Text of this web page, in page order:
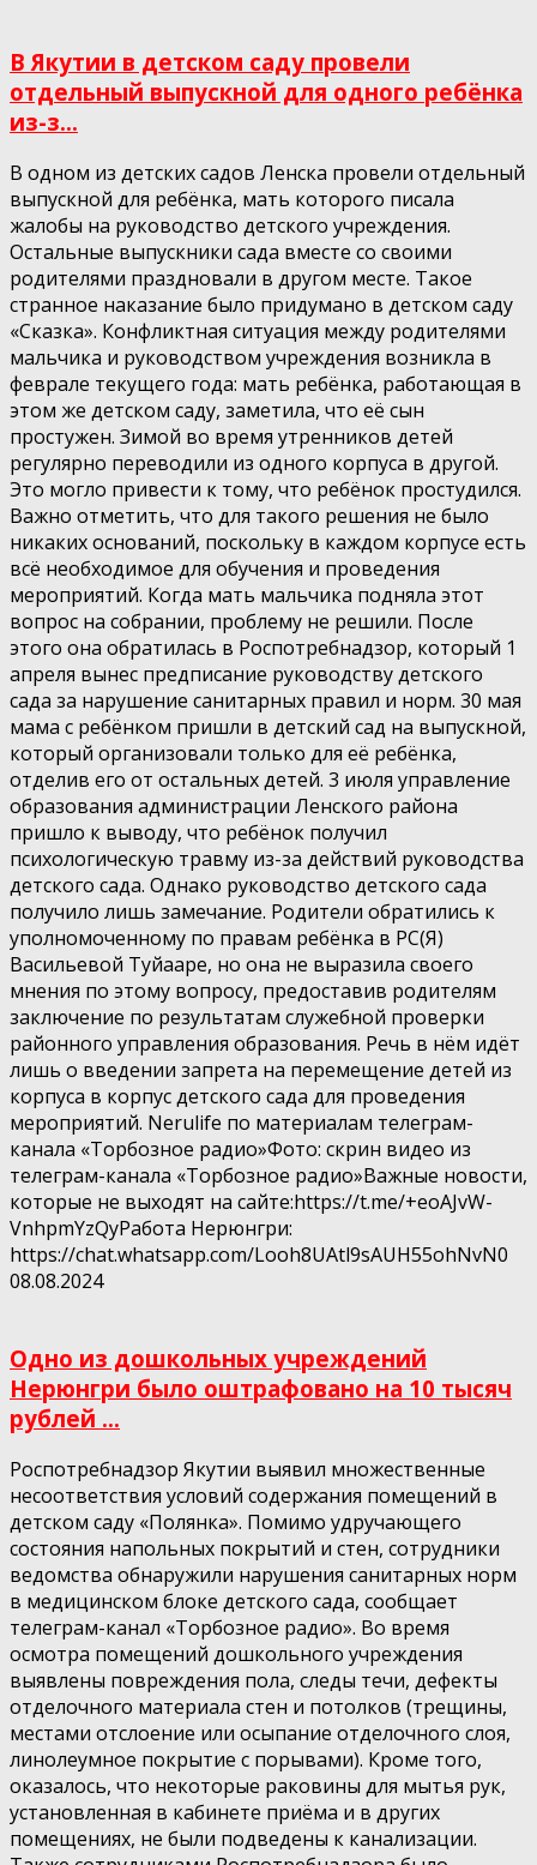
В Якутии в детском саду провели
отдельный выпускной для одного ребёнка
из-з...
В одном из детских садов Ленска провели отдельный
выпускной для ребёнка, мать которого писала
жалобы на руководство детского учреждения.
Остальные выпускники сада вместе со своими
родителями праздновали в другом месте. Такое
странное наказание было придумано в детском саду
«Сказка». Конфликтная ситуация между родителями
мальчика и руководством учреждения возникла в
феврале текущего года: мать ребёнка, работающая в
этом же детском саду, заметила, что её сын
простужен. Зимой во время утренников детей
регулярно переводили из одного корпуса в другой.
Это могло привести к тому, что ребёнок простудился.
Важно отметить, что для такого решения не было
никаких оснований, поскольку в каждом корпусе есть
всё необходимое для обучения и проведения
мероприятий. Когда мать мальчика подняла этот
вопрос на собрании, проблему не решили. После
этого она обратилась в Роспотребнадзор, который 1
апреля вынес предписание руководству детского
сада за нарушение санитарных правил и норм. 30 мая
мама с ребёнком пришли в детский сад на выпускной,
который организовали только для её ребёнка,
отделив его от остальных детей. 3 июля управление
образования администрации Ленского района
пришло к выводу, что ребёнок получил
психологическую травму из-за действий руководства
детского сада. Однако руководство детского сада
получило лишь замечание. Родители обратились к
уполномоченному по правам ребёнка в РС(Я)
Васильевой Туйааре, но она не выразила своего
мнения по этому вопросу, предоставив родителям
заключение по результатам служебной проверки
районного управления образования. Речь в нём идёт
лишь о введении запрета на перемещение детей из
корпуса в корпус детского сада для проведения
мероприятий. Nerulife по материалам телеграм-
канала «Торбозное радио»Фото: скрин видео из
телеграм-канала «Торбозное радио»Важные новости,
которые не выходят на сайте:https://t.me/+eoAJvW-
VnhpmYzQyРабота Нерюнгри:
https://chat.whatsapp.com/Looh8UAtl9sAUH55ohNvN0
08.08.2024
Одно из дошкольных учреждений
Нерюнгри было оштрафовано на 10 тысяч
рублей ...
Роспотребнадзор Якутии выявил множественные
несоответствия условий содержания помещений в
детском саду «Полянка». Помимо удручающего
состояния напольных покрытий и стен, сотрудники
ведомства обнаружили нарушения санитарных норм
в медицинском блоке детского сада, сообщает
телеграм-канал «Торбозное радио». Во время
осмотра помещений дошкольного учреждения
выявлены повреждения пола, следы течи, дефекты
отделочного материала стен и потолков (трещины,
местами отслоение или осыпание отделочного слоя,
линолеумное покрытие с порывами). Кроме того,
оказалось, что некоторые раковины для мытья рук,
установленная в кабинете приёма и в других
помещениях, не были подведены к канализации.